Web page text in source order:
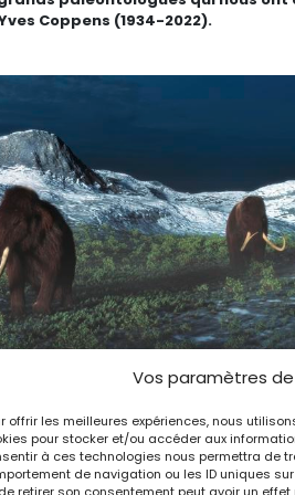
Vos paramètres
offrir les meilleures expériences, nous
pour stocker et/ou accéder aux
à ces technologies nous permettra de
de navigation ou les ID uniques
Coppens (1934-2022).
primigenius) dans la steppe
Netherlands Science Photo Library
une expansion